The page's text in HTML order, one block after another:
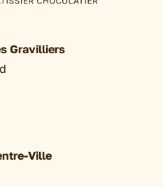
Gravilliers
Ville